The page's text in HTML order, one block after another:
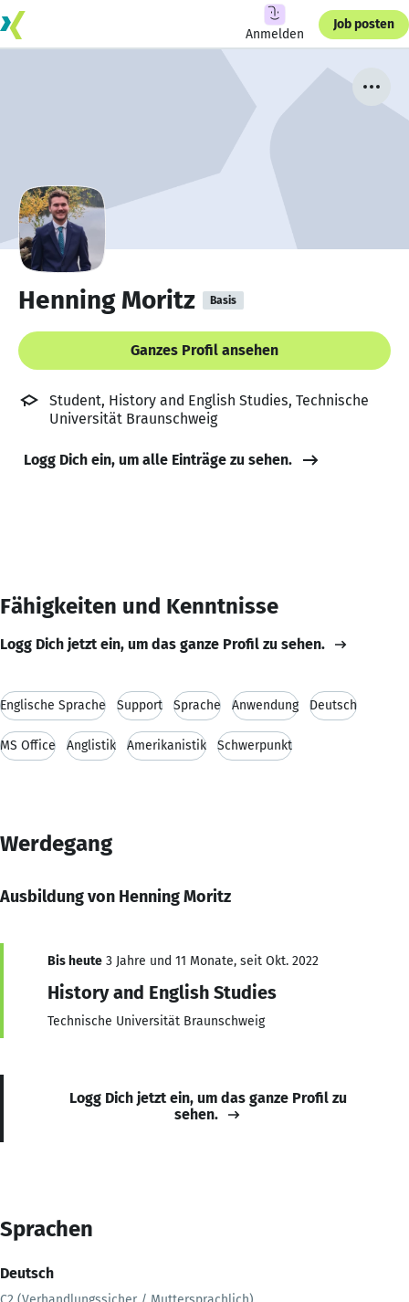
Anmelden
Job posten
Henning Moritz Basis
Ganzes Profil ansehen
Student, History and English Studies, Technische
Universität Braunschweig
Logg Dich ein, um alle Einträge zu sehen.
Fähigkeiten und Kenntnisse
Logg Dich jetzt ein, um das ganze Profil zu sehen.
Englische Sprache Support Sprache Anwendung Deutsch
MS Office Anglistik Amerikanistik Schwerpunkt
Werdegang
Ausbildung von Henning Moritz
Bis heute 3 Jahre und 11 Monate, seit Okt. 2022
History and English Studies
Technische Universität Braunschweig
Logg Dich jetzt ein, um das ganze Profil zu
sehen.
Sprachen
Deutsch